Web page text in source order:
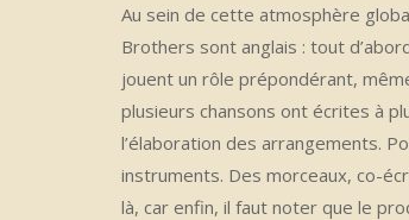
Au sein de cette atmosphère
Brothers sont anglais : tout
jouent un rôle prépondérant,
plusieurs chansons ont écrites à
l’élaboration des arrangements.
instruments. Des morceaux, co-
là, car enfin, il faut noter que le